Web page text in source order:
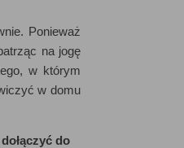
Ponieważ
na jogę
w którym
w domu
do